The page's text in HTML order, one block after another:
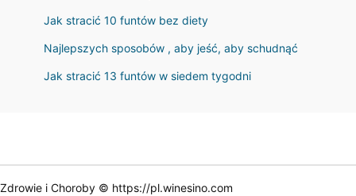
Jak stracić 10 funtów bez diety
Najlepszych sposobów , aby jeść, aby schudnąć
Jak stracić 13 funtów w siedem tygodni
Zdrowie i Choroby © https://pl.winesino.com